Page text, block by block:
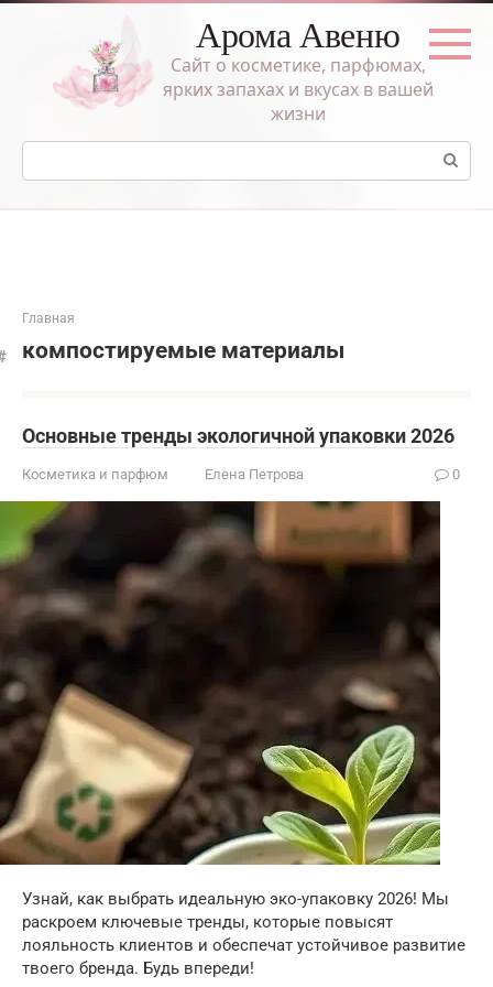
Перейти
Арома Авеню
Сайт о косметике, парфюмах,
ярких запахах и вкусах в вашей
жизни
Поиск:
Главная
компостируемые материалы
Основные тренды экологичной упаковки 2026
Косметика и парфюм Елена Петрова 0
Узнай, как выбрать идеальную эко-упаковку 2026! Мы
раскроем ключевые тренды, которые повысят
лояльность клиентов и обеспечат устойчивое развитие
твоего бренда. Будь впереди!